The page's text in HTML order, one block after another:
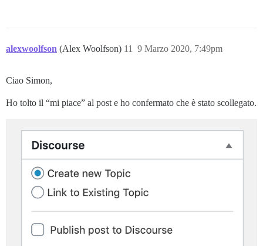
alexwoolfson (Alex Woolfson) 9 Marzo 2020, 7:49pm
11
Ciao Simon,
Ho tolto il “mi piace” al post e ho confermato che è stato scollegato.